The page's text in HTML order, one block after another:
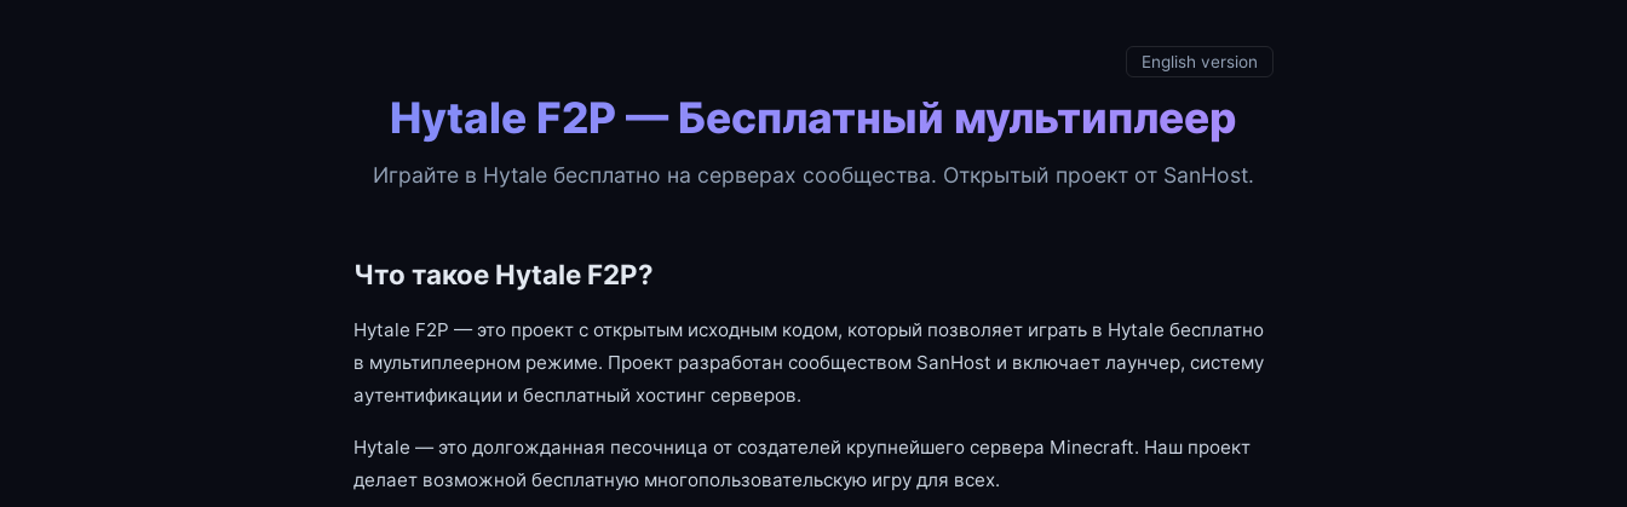
English version
Hytale F2P — Бесплатный мультиплеер
Играйте в Hytale бесплатно на серверах сообщества. Открытый проект от SanHost.
Что такое Hytale F2P?
Hytale F2P — это проект с открытым исходным кодом, который позволяет играть в Hytale бесплатно
в мультиплеерном режиме. Проект разработан сообществом SanHost и включает лаунчер, систему
аутентификации и бесплатный хостинг серверов.
Hytale — это долгожданная песочница от создателей крупнейшего сервера Minecraft. Наш проект
делает возможной бесплатную многопользовательскую игру для всех.